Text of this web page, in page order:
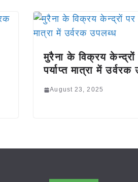
मुरैना के विक्रय केन्द्रों
पर्याप्त मात्रा में
August 23, 2025